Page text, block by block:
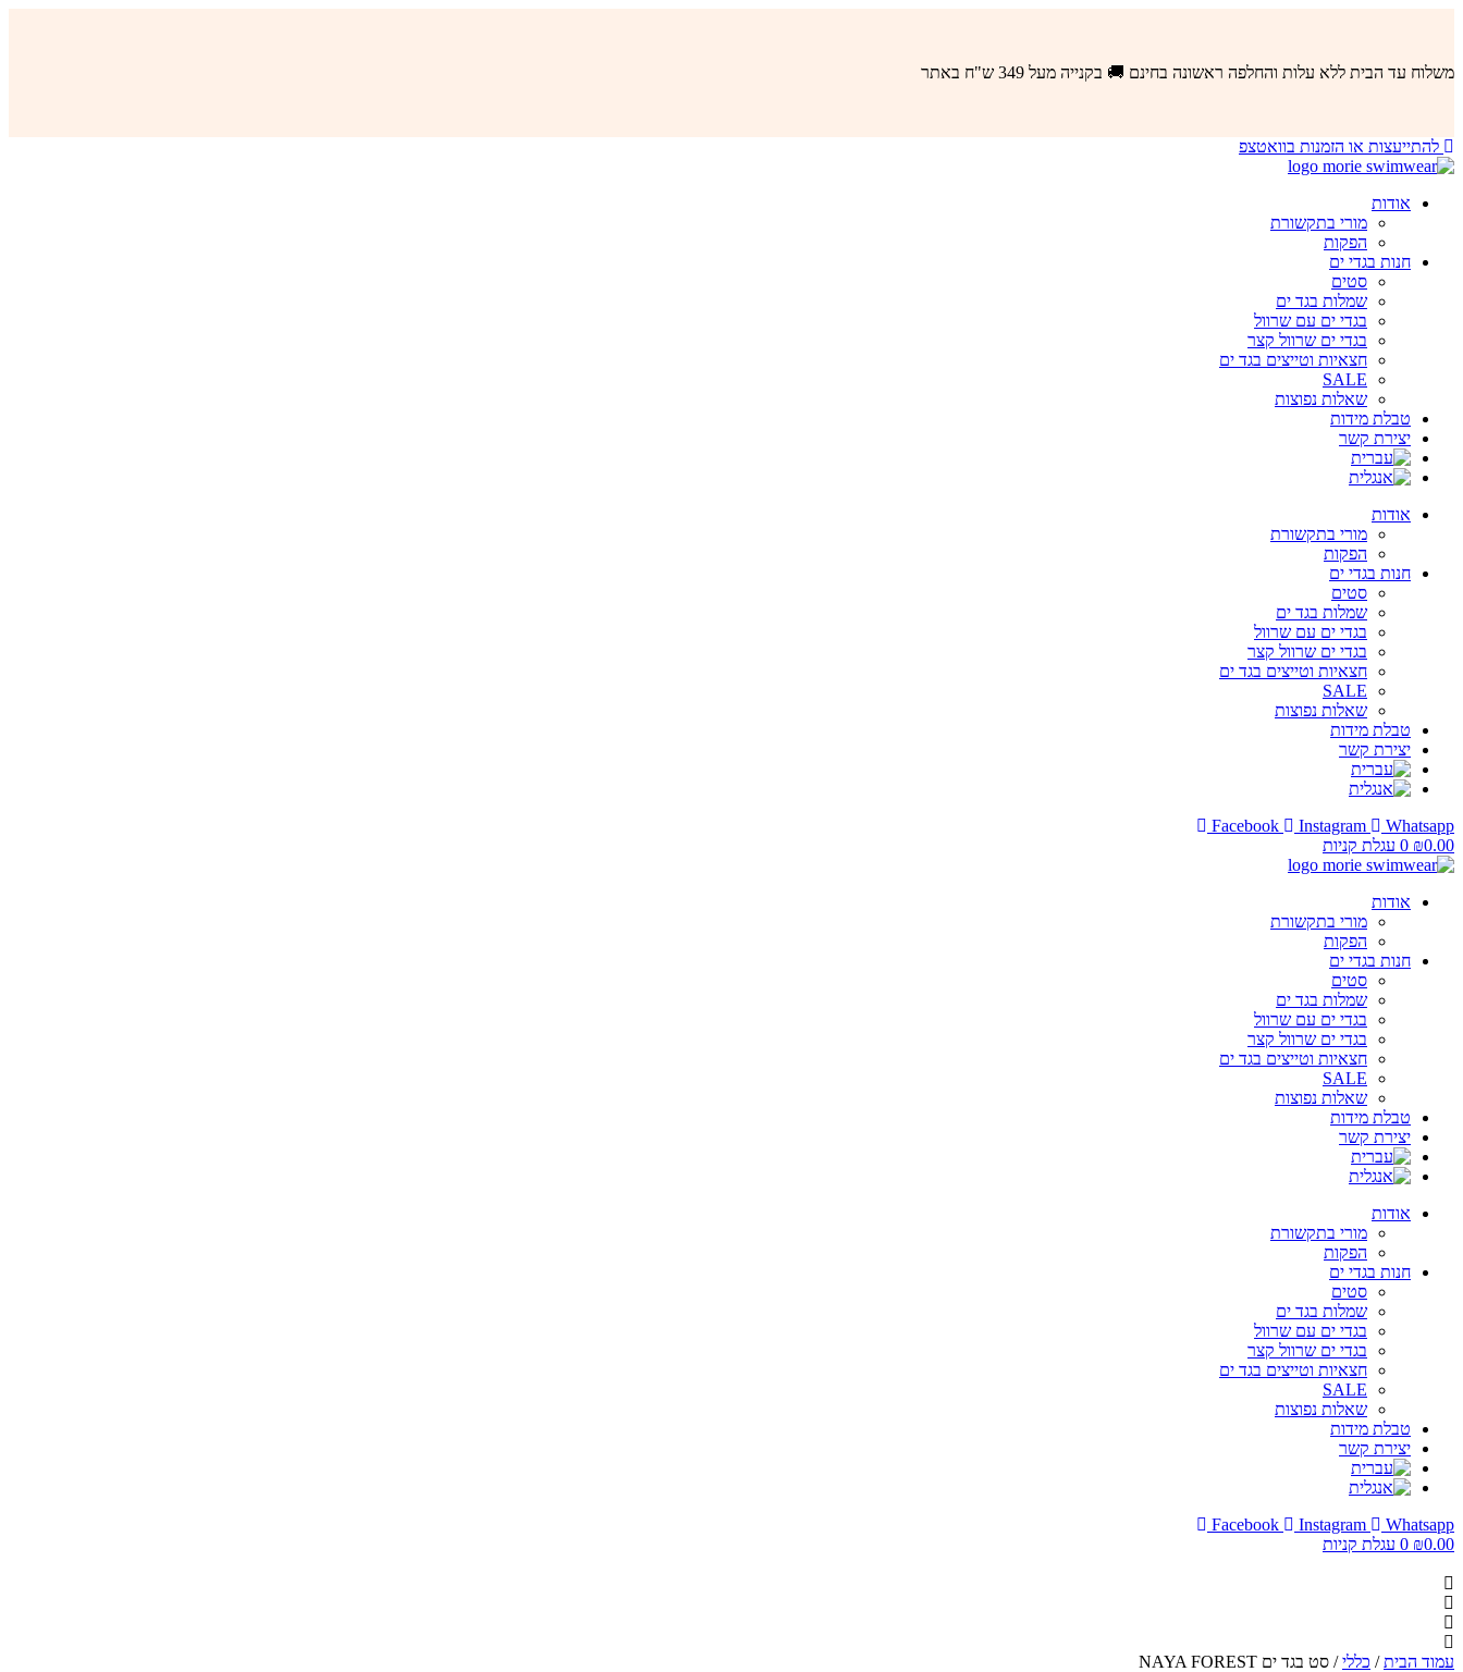
משלוח עד הבית ללא עלות והחלפה ראשונה בחינם 🚚 בקנייה מעל 349 ש"ח באתר
להתייעצות או הזמנות בוואטצפ
אודות
מורי בתקשורת
הפקות
חנות בגדי ים
סטים
שמלות בגד ים
בגדי ים עם שרוול
בגדי ים שרוול קצר
חצאיות וטייצים בגד ים
SALE
שאלות נפוצות
טבלת מידות
יצירת קשר
אודות
מורי בתקשורת
הפקות
חנות בגדי ים
סטים
שמלות בגד ים
בגדי ים עם שרוול
בגדי ים שרוול קצר
חצאיות וטייצים בגד ים
SALE
שאלות נפוצות
טבלת מידות
יצירת קשר
Facebook Instagram
Whatsapp
₪0.00
0 עגלת קניות
אודות
מורי בתקשורת
הפקות
חנות בגדי ים
סטים
שמלות בגד ים
בגדי ים עם שרוול
בגדי ים שרוול קצר
חצאיות וטייצים בגד ים
SALE
שאלות נפוצות
טבלת מידות
יצירת קשר
אודות
מורי בתקשורת
הפקות
חנות בגדי ים
סטים
שמלות בגד ים
בגדי ים עם שרוול
בגדי ים שרוול קצר
חצאיות וטייצים בגד ים
SALE
שאלות נפוצות
טבלת מידות
יצירת קשר
Facebook Instagram
Whatsapp
₪0.00
0 עגלת קניות
עמוד הבית/ כללי/ סט בגד ים NAYA FOREST